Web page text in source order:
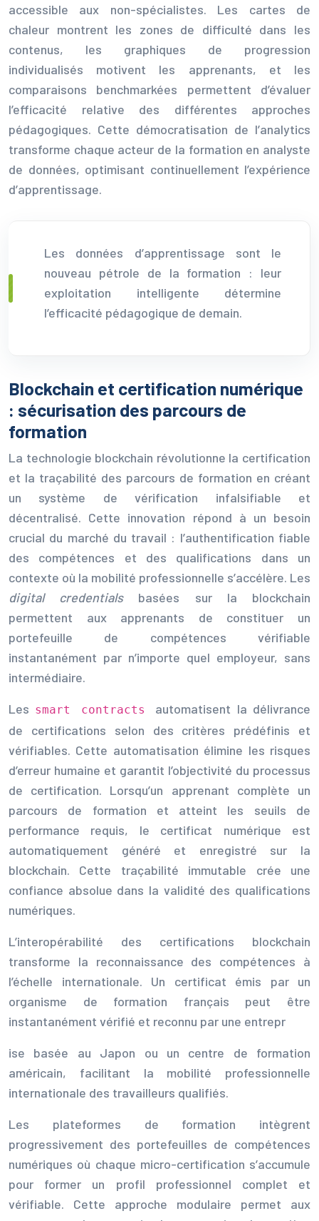
accessible aux non-spécialistes. Les cartes de
chaleur montrent les zones de difficulté dans les
contenus, les graphiques de progression
individualisés motivent les apprenants, et les
comparaisons benchmarkées permettent d’évaluer
l’efficacité relative des différentes approches
pédagogiques. Cette démocratisation de l’analytics
transforme chaque acteur de la formation en analyste
de données, optimisant continuellement l’expérience
d’apprentissage.
Les données d’apprentissage sont le
nouveau pétrole de la formation : leur
exploitation intelligente détermine
l’efficacité pédagogique de demain.
Blockchain et certification numérique
: sécurisation des parcours de
formation
La technologie blockchain révolutionne la certification
et la traçabilité des parcours de formation en créant
un système de vérification infalsifiable et
décentralisé. Cette innovation répond à un besoin
crucial du marché du travail : l’authentification fiable
des compétences et des qualifications dans un
contexte où la mobilité professionnelle s’accélère. Les
digital credentials basées sur la blockchain
permettent aux apprenants de constituer un
portefeuille de compétences vérifiable
instantanément par n’importe quel employeur, sans
intermédiaire.
Les smart contracts automatisent la délivrance
de certifications selon des critères prédéfinis et
vérifiables. Cette automatisation élimine les risques
d’erreur humaine et garantit l’objectivité du processus
de certification. Lorsqu’un apprenant complète un
parcours de formation et atteint les seuils de
performance requis, le certificat numérique est
automatiquement généré et enregistré sur la
blockchain. Cette traçabilité immutable crée une
confiance absolue dans la validité des qualifications
numériques.
L’interopérabilité des certifications blockchain
transforme la reconnaissance des compétences à
l’échelle internationale. Un certificat émis par un
organisme de formation français peut être
instantanément vérifié et reconnu par une entrepr
ise basée au Japon ou un centre de formation
américain, facilitant la mobilité professionnelle
internationale des travailleurs qualifiés.
Les plateformes de formation intègrent
progressivement des portefeuilles de compétences
numériques où chaque micro-certification s’accumule
pour former un profil professionnel complet et
vérifiable. Cette approche modulaire permet aux